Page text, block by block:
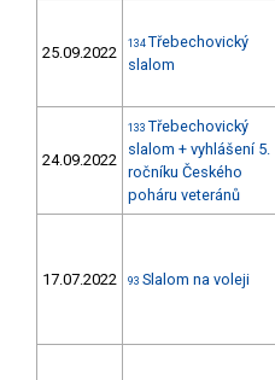
25.09.2022 134 Třebechovický
slalom
24.09.2022
133 Třebechovický
slalom + vyhlášení 5.
ročníku Českého
poháru veteránů
17.07.2022 93 Slalom na voleji